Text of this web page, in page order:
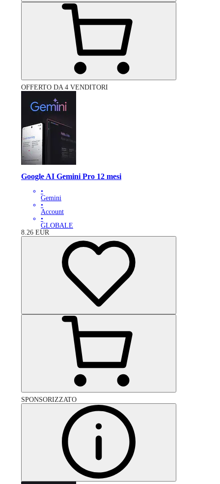
OFFERTO DA 4 VENDITORI
Google AI Gemini Pro 12 mesi
•
Gemini
•
Account
•
GLOBALE
8.26 EUR
SPONSORIZZATO